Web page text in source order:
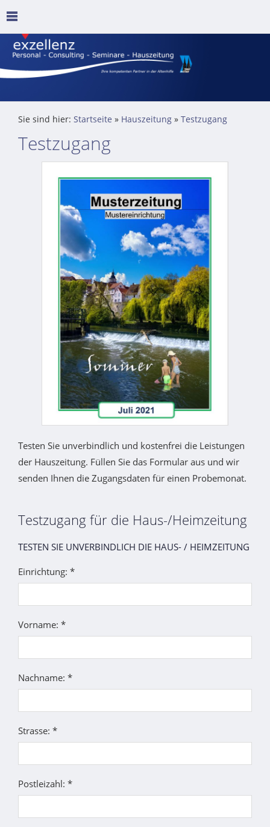
Sie sind hier: Startseite » Hauszeitung » Testzugang
Testzugang
Testen Sie unverbindlich und kostenfrei die Leistungen
der Hauszeitung. Füllen Sie das Formular aus und wir
senden Ihnen die Zugangsdaten für einen Probemonat.
Testzugang für die Haus-/Heimzeitung
TESTEN SIE UNVERBINDLICH DIE HAUS- / HEIMZEITUNG
Einrichtung: *
Vorname: *
Nachname: *
Strasse: *
Postleizahl: *